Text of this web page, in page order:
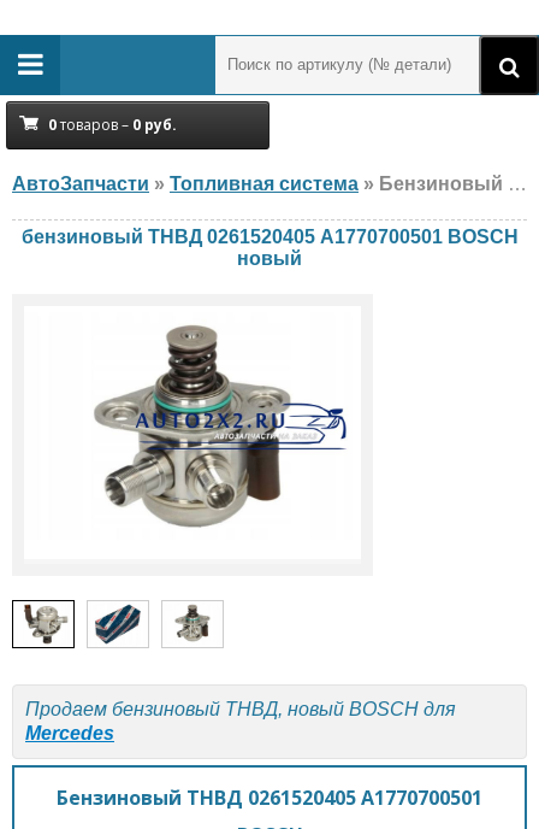
0товаров – 0 руб.
АвтоЗапчасти » Топливная система » Бензиновый ТНВД BOSCH 0261520405 A1770700501 Mercedes, новый
бензиновый ТНВД 0261520405 A1770700501 BOSCH
новый
Продаем бензиновый ТНВД, новый BOSCH для
Mercedes
Бензиновый ТНВД 0261520405 A1770700501